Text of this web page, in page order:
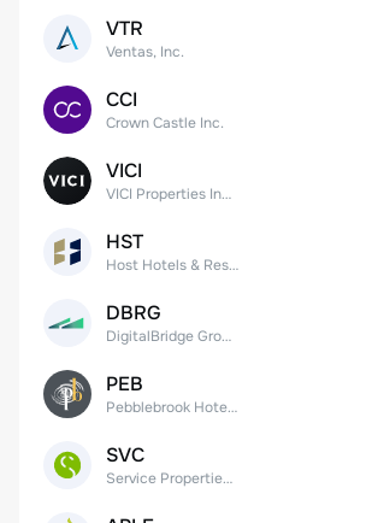
VTR
Ventas, Inc.
CCI
Crown Castle Inc.
VICI
VICI Properties Inc. Common Stock
HST
Host Hotels & Resorts, Inc.
DBRG
DigitalBridge Group, Inc.
PEB
Pebblebrook Hotel Trust
SVC
Service Properties Trust Common Stock